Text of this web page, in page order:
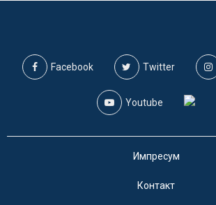
Facebook Twitter
Youtube
Импресум
Контакт